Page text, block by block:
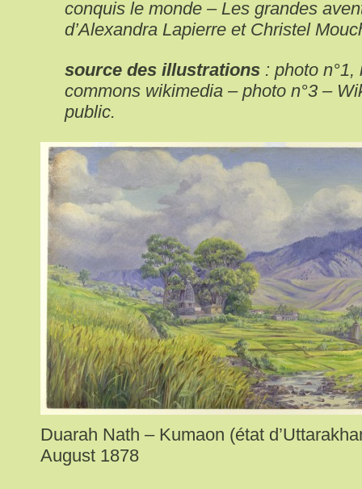
conquis le monde – Les grandes
d’Alexandra Lapierre et Christel
source des illustrations : photo n°1,
commons wikimedia – photo n°3 –
public.
Duarah Nath – Kumaon (état
August 1878